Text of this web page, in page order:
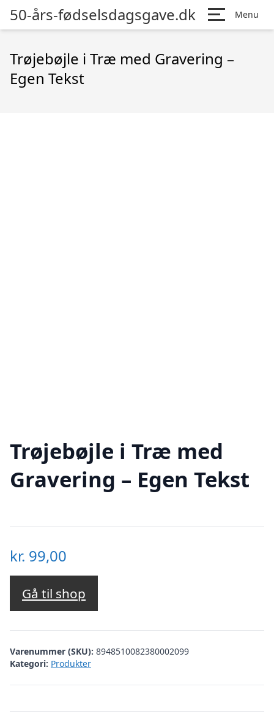
50-års-fødselsdagsgave.dk Menu
Trøjebøjle i Træ med Gravering –
Egen Tekst
Trøjebøjle i Træ med
Gravering – Egen Tekst
kr. 99,00
Gå til shop
Varenummer (SKU): 8948510082380002099
Kategori: Produkter